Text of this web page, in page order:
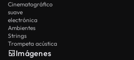
Cinematográfico
suave
electrónica
Ambientes
Strings
Trompeta acústica
Imágenes